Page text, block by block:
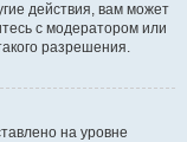
действия, вам может
с модератором или
разрешения.
на уровне